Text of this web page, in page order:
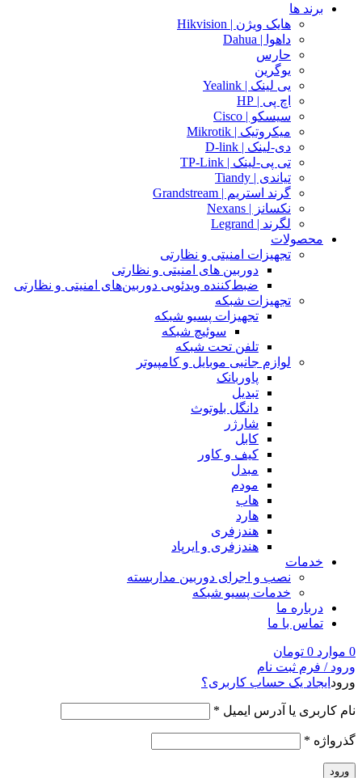
برند ها
هایک ویژن | Hikvision
داهوا | Dahua
حارس
یوگرین
یی لینک | Yealink
اچ پی | HP
سیسکو | Cisco
میکروتیک | Mikrotik
دی-لینک | D-link
تی پی-لینک | TP-Link
تیاندی | Tiandy
گرند استریم | Grandstream
نکسانز | Nexans
لگرند | Legrand
محصولات
تجهیزات امنیتی و نظارتی
دوربین های امنیتی و نظارتی
ضبط‌کننده ویدئویی دوربین‌های امنیتی و نظارتی
تجهیزات شبکه
تجهیزات پسیو شبکه
سوئیچ‌ شبکه
تلفن تحت شبکه
لوازم جانبی موبایل و کامپیوتر
پاوربانک
تبدیل
دانگل بلوتوث
شارژر
کابل
کیف و کاور
مبدل
مودم
هاب
هارد
هندزفری
هندزفری و ایرپاد
خدمات
نصب و اجرای دوربین مداربسته
خدمات پسیو شبکه
درباره ما
تماس با ما
0 موارد 0 تومان
ورود / فرم ثبت نام
ورود ایجاد یک حساب کاربری؟
نام کاربری یا آدرس ایمیل *
گذرواژه *
ورود